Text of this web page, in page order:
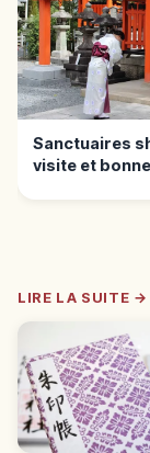
Sanctuaires
visite et
LIRE LA SUITE →